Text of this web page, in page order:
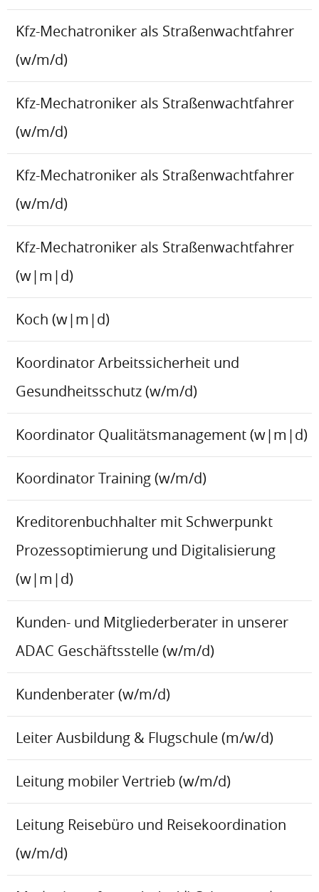
Kfz-Mechatroniker als Straßenwachtfahrer
(w/m/d)
Kfz-Mechatroniker als Straßenwachtfahrer
(w/m/d)
Kfz-Mechatroniker als Straßenwachtfahrer
(w/m/d)
Kfz-Mechatroniker als Straßenwachtfahrer
(w|m|d)
Koch (w|m|d)
Koordinator Arbeitssicherheit und
Gesundheitsschutz (w/m/d)
Koordinator Qualitätsmanagement (w|m|d)
Koordinator Training (w/m/d)
Kreditorenbuchhalter mit Schwerpunkt
Prozessoptimierung und Digitalisierung
(w|m|d)
Kunden- und Mitgliederberater in unserer
ADAC Geschäftsstelle (w/m/d)
Kundenberater (w/m/d)
Leiter Ausbildung & Flugschule (m/w/d)
Leitung mobiler Vertrieb (w/m/d)
Leitung Reisebüro und Reisekoordination
(w/m/d)